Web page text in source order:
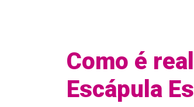
Como é
Escápula